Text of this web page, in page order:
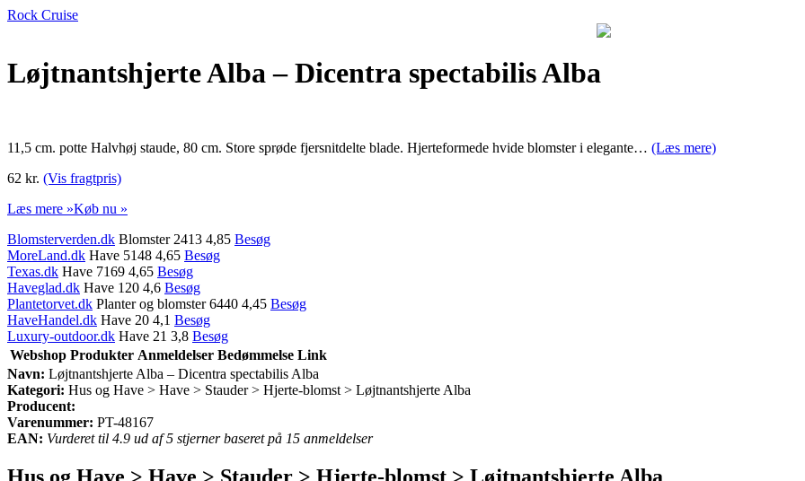
Rock Cruise
Løjtnantshjerte Alba – Dicentra spectabilis Alba
11,5 cm. potte Halvhøj staude, 80 cm. Store sprøde fjersnitdelte blade. Hjerteformede hvide blomster i elegante… (Læs mere)
62 kr. (Vis fragtpris)
Læs mere »Køb nu »
Blomsterverden.dk Blomster 2413 4,85 Besøg
MoreLand.dk Have 5148 4,65 Besøg
Texas.dk Have 7169 4,65 Besøg
Haveglad.dk Have 120 4,6 Besøg
Plantetorvet.dk Planter og blomster 6440 4,45 Besøg
HaveHandel.dk Have 20 4,1 Besøg
Luxury-outdoor.dk Have 21 3,8 Besøg
Webshop Produkter Anmeldelser Bedømmelse Link
Navn: Løjtnantshjerte Alba – Dicentra spectabilis Alba
Kategori: Hus og Have > Have > Stauder > Hjerte-blomst > Løjtnantshjerte Alba
Producent:
Varenummer: PT-48167
EAN: Vurderet til 4.9 ud af 5 stjerner baseret på 15 anmeldelser
Hus og Have > Have > Stauder > Hjerte-blomst > Løjtnantshjerte Alba